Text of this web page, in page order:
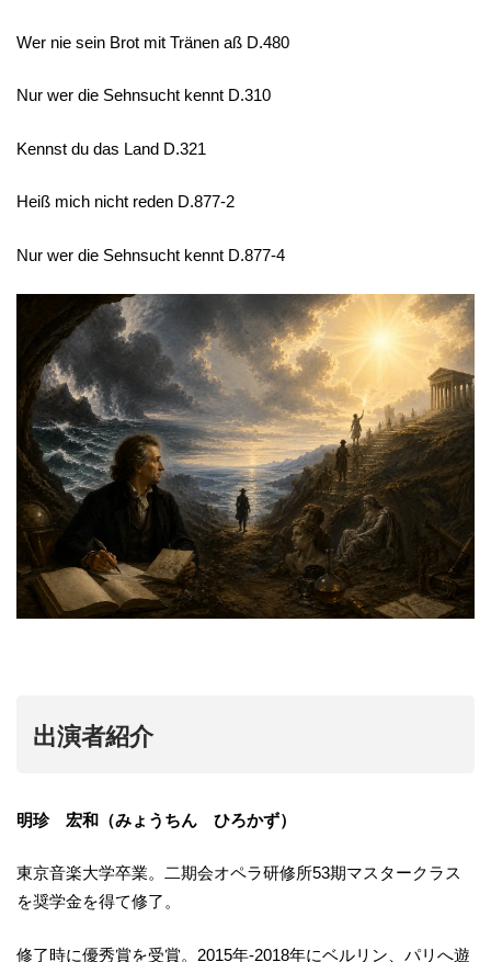
Wer nie sein Brot mit Tränen aß D.480
Nur wer die Sehnsucht kennt D.310
Kennst du das Land D.321
Heiß mich nicht reden D.877-2
Nur wer die Sehnsucht kennt D.877-4
出演者紹介
明珍 宏和（みょうちん ひろかず）
東京音楽大学卒業。二期会オペラ研修所53期マスタークラス
を奨学金を得て修了。
修了時に優秀賞を受賞。2015年-2018年にベルリン、パリへ遊